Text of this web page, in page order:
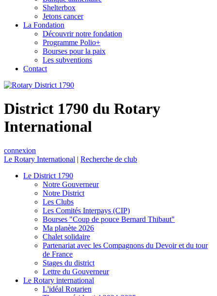
Shelterbox
Jetons cancer
La Fondation
Découvrir notre fondation
Programme Polio+
Bourses pour la paix
Les subventions
Contact
District 1790 du Rotary
International
connexion
Le Rotary International | Recherche de club
Le District 1790
Notre Gouverneur
Notre District
Les Clubs
Les Comités Interpays (CIP)
Bourses "Coup de pouce Bernard Thibaut"
Ma planète 2026
Chalet solidaire
Partenariat avec les Compagnons du Devoir et du tour
de France
Stages du district
Lettre du Gouverneur
Le Rotary international
L'idéal Rotarien